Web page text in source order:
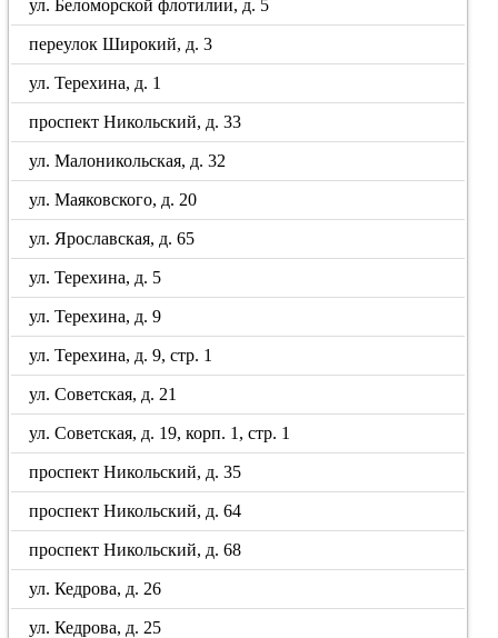
ул. Беломорской флотилии, д. 5
переулок Широкий, д. 3
ул. Терехина, д. 1
проспект Никольский, д. 33
ул. Малоникольская, д. 32
ул. Маяковского, д. 20
ул. Ярославская, д. 65
ул. Терехина, д. 5
ул. Терехина, д. 9
ул. Терехина, д. 9, стр. 1
ул. Советская, д. 21
ул. Советская, д. 19, корп. 1, стр. 1
проспект Никольский, д. 35
проспект Никольский, д. 64
проспект Никольский, д. 68
ул. Кедрова, д. 26
ул. Кедрова, д. 25